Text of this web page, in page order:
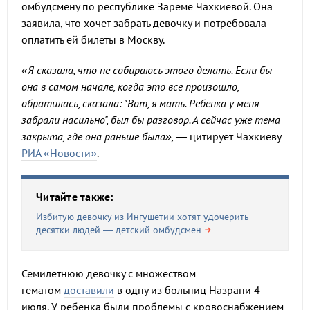
омбудсмену по республике Зареме Чахкиевой. Она
заявила, что хочет забрать девочку и потребовала
оплатить ей билеты в Москву.
«Я сказала, что не собираюсь этого делать. Если бы
она в самом начале, когда это все произошло,
обратилась, сказала: "Вот, я мать. Ребенка у меня
забрали насильно", был бы разговор. А сейчас уже тема
закрыта, где она раньше была», — цитирует Чахкиеву
РИА «Новости».
Читайте также:
Избитую девочку из Ингушетии хотят удочерить
десятки людей — детский омбудсмен
Семилетнюю девочку с множеством
гематом доставили в одну из больниц Назрани 4
июля. У ребенка были проблемы с кровоснабжением